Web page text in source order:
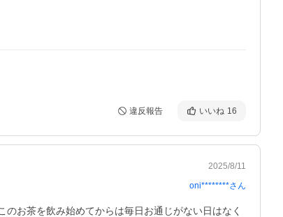
違反報告 いいね 16
2025/8/11
oni********さん
お茶を飲み始めてからは毎日お通じがない日はなく